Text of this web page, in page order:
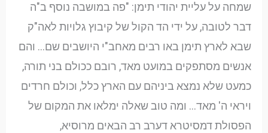
שמחה על עליית יהודי תימן: "פה במושבה נוסף ב"ה
דבר לטובה, על ידי הד הקול של קיבוץ גלויות לאה"ק
שבא לארץ תימן באו רבים מאחב"י היושבים שם… והם
אנשים מסתפקים במועט מאד, רובם ככולם בני תורה,
כמעט שלא נמצא ביניהם עם הארץ כלל, וכולם חרדים
ויראי ה' מאד… ומה טוב שאלה ימלאו את המקום של
הפסולת דמסיטרא דערב רב הבאים מרוסיא,